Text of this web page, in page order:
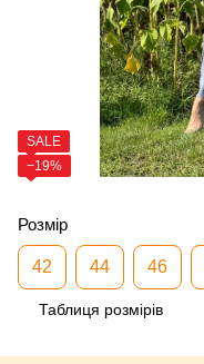
SALE
−19%
Розмір
42 44 46
Таблиця розмірів